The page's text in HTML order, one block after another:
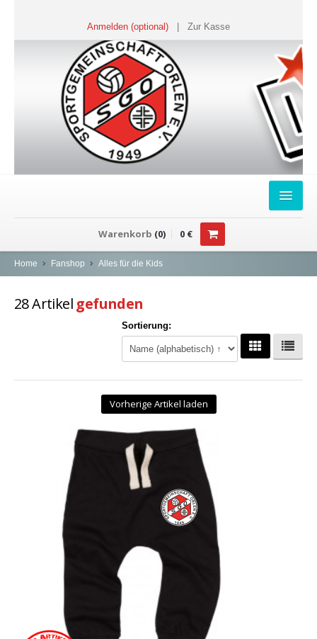
Anmelden (optional) Zur Kasse
FANSHOP
T-Shirts
Kochen & Grillen
Aufkleber & Handys & Mousepads
Polo`s & Hemden
Wimpel & Fanschal & Schirme
Kappen & Mützen
Alles fürs Bad
Leinwände und Kissen
Alles für die Kids
Long Sleeve & Tank Top
Warenkorb (0) 0€
Home Fanshop Alles für die Kids
28Artikel gefunden
Sortierung:
Vorherige Artikel laden